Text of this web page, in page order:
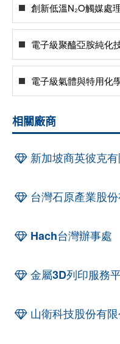
創新低溫N₂O觸媒處
電子級聚醯亞胺純化
電子級氣體與特用化
相關廠商
新加坡商英彼克
台灣石原產業股
Hach台灣辦事處
金屬3D列印服務
山衛科技股份有限